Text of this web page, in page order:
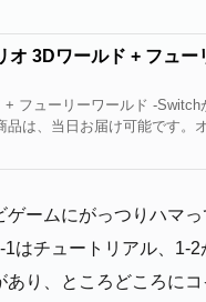
3Dワールド + フュー
フューリーワールド -
品は、当日お届け可能です。
可能です。
ームにがっつりハマ
はチュートリアル、1-
り、ところどころに